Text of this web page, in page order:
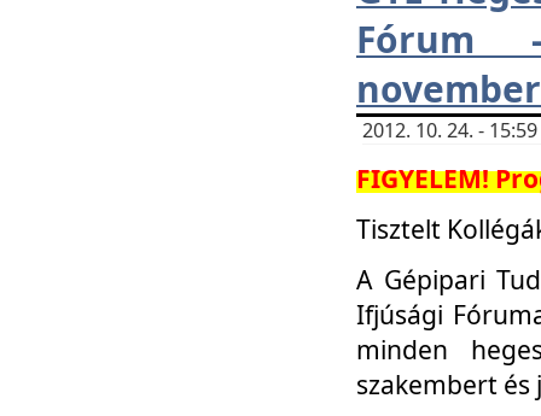
Fórum
2012. 10. 24. -
FIGYELEM!
Tisztelt
A Gépipari
Ifjúsági
minden
szakembert